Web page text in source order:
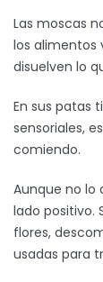
Las moscas
los alimentos
disuelven lo
En sus patas
sensoriales,
comiendo.
Aunque no lo
lado positivo.
flores,
usadas para